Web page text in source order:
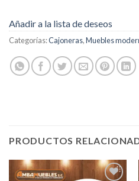
Añadir a la lista de deseos
Categorías:Cajoneras,Muebles
PRODUCTOS